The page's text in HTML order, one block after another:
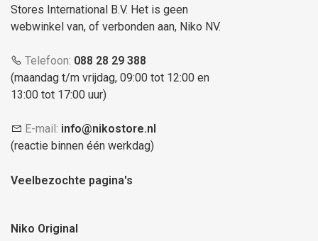
Stores International B.V. Het is geen
webwinkel van, of verbonden aan, Niko NV.
Telefoon: 088 28 29 388
(maandag t/m vrijdag, 09:00 tot 12:00 en
13:00 tot 17:00 uur)
E-mail: info@nikostore.nl
(reactie binnen één werkdag)
Veelbezochte pagina's
Niko Original